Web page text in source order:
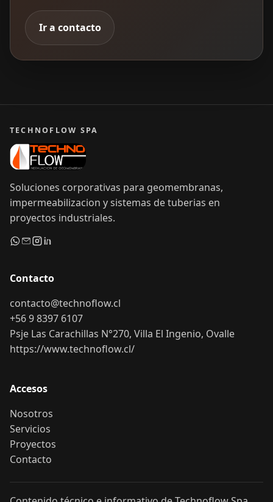
Ir a contacto
TECHNOFLOW SPA
Soluciones corporativas para geomembranas,
impermeabilizacion y sistemas de tuberias en
proyectos industriales.
Contacto
contacto@technoflow.cl
+56 9 8397 6107
Psje Las Carachillas N°270, Villa El Ingenio, Ovalle
https://www.technoflow.cl/
Accesos
Nosotros
Servicios
Proyectos
Contacto